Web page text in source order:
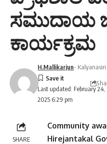
ಸಮುದಾಯ
ಕಾರ್ಯಕ್ರಮ
Last updated: February 24,
2025 6:29 pm
H.Mallikarjun- Kalyanasiri
SHARE
Community
Hirejantakal